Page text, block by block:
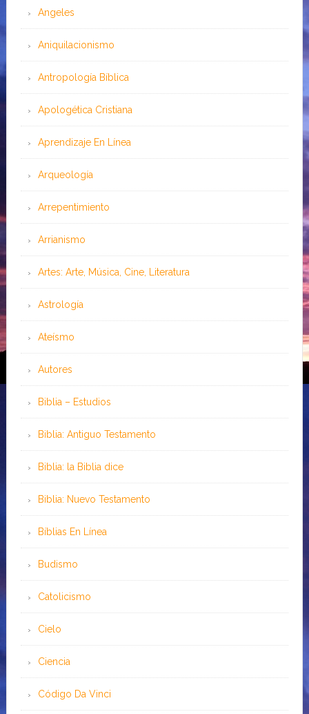
Angeles
Aniquilacionismo
Antropología Bíblica
Apologética Cristiana
Aprendizaje En Línea
Arqueología
Arrepentimiento
Arrianismo
Artes: Arte, Música, Cine, Literatura
Astrología
Ateísmo
Autores
Biblia – Estudios
Biblia: Antiguo Testamento
Biblia: la Biblia dice
Biblia: Nuevo Testamento
Bíblias En Línea
Budismo
Catolicismo
Cielo
Ciencia
Código Da Vinci